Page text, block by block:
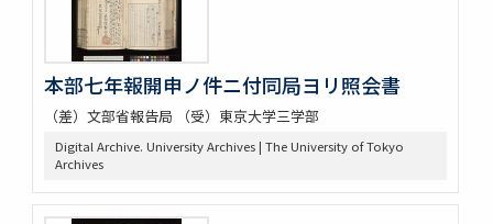
本部七年報開申ノ件ニ付同局ヨリ照会書
（差）文部省報告局 （受）東京大学三学部
Digital Archive. University Archives | The University of Tokyo
Archives